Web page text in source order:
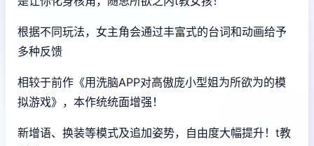
根据不同玩法，女主角会通过丰富式的台词和动画给予
多种反馈
相较于前作《用洗脑APP对高傲庞小型姐为所欲为的模
拟游戏》，本作统统面增强！
新增语、换装等模式及追加姿势，自由度大幅提升！t教